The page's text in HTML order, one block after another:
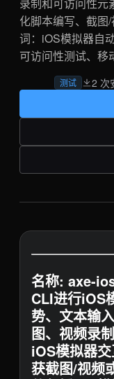
化脚本编写、截图
词：iOS模拟器自
可访问性测试、移
测试 2 次
名称: axe-
CLI进行iOS
势、文本输
图、视频录
iOS模拟器
获截图/视频